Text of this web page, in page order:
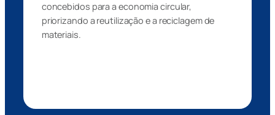
concebidos para a economia circular,
priorizando a reutilização e a reciclagem de
materiais.